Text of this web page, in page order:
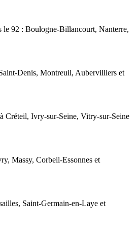
le 92 : Boulogne-Billancourt, Nanterre,
Denis, Montreuil, Aubervilliers et
Créteil, Ivry-sur-Seine, Vitry-sur-Seine
Massy, Corbeil-Essonnes et
Saint-Germain-en-Laye et